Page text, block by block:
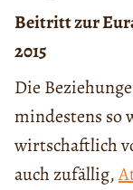
Beitritt zur
2015
Die
mindestens so
wirtschaftlich
auch zufällig,